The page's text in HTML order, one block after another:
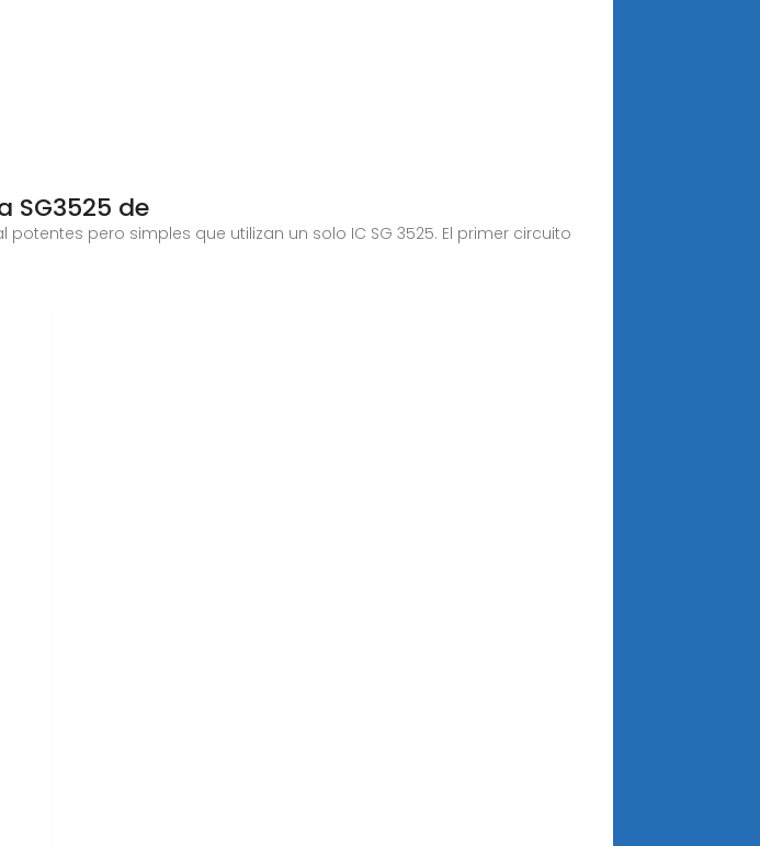
SG3525 de
pero simples que utilizan un solo IC SG 3525. El primer circuito